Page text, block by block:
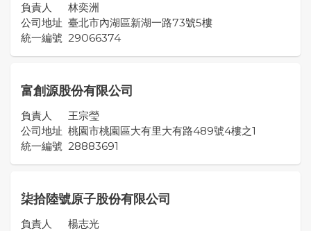
負責人
林奕洲
公司地址 臺北市內湖區新湖一路73號5樓
統一編號 29066374
富創源股份有限公司
負責人
王宗瑩
公司地址 桃園市桃園區大有里大有路489號4樓之1
統一編號 28883691
柒拾陸號原子股份有限公司
負責人
楊志光